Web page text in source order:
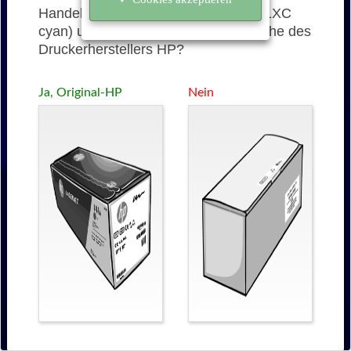
Handelt es sich bei der 212X (W2121XC
cyan) um eine originale Tonerkartusche des
Druckerherstellers HP?
Ja, Original-HP Nein